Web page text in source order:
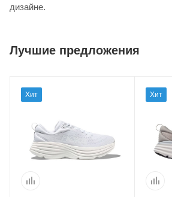
дизайне.
Лучшие предложения
Хит Хит